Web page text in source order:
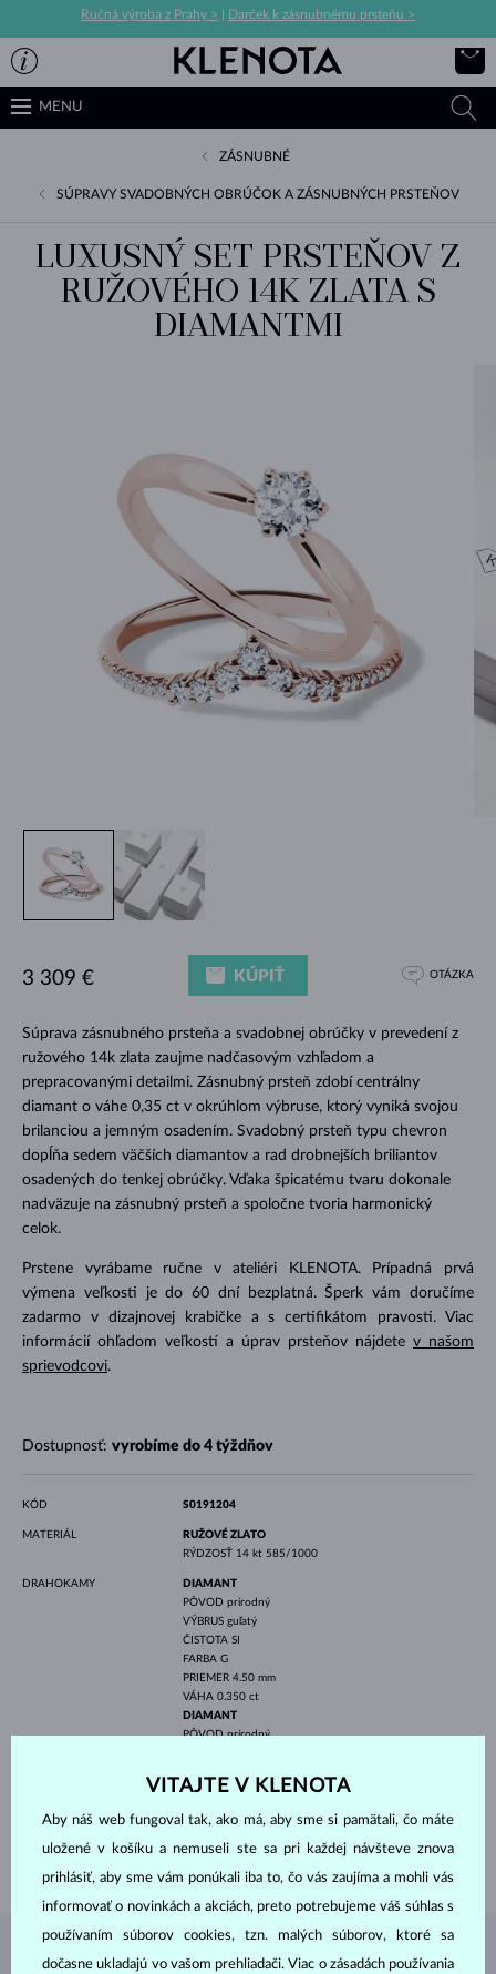
Ručná výroba z Prahy > Darček k zásnubnému prsteňu >
MENU
ZÁSNUBNÉ
SÚPRAVY SVADOBNÝCH OBRÚČOK A ZÁSNUBNÝCH PRSTEŇOV
LUXUSNÝ SET PRSTEŇOV Z
RUŽOVÉHO 14K ZLATA S
DIAMANTMI
Súprava zásnubného prsteňa a svadobnej obrúčky v prevedení z
ružového 14k zlata zaujme nadčasovým vzhľadom a
prepracovanými detailmi. Zásnubný prsteň zdobí centrálny
diamant o váhe 0,35 ct v okrúhlom výbruse, ktorý vyniká svojou
brilanciou a jemným osadením. Svadobný prsteň typu chevron
dopĺňa sedem väčších diamantov a rad drobnejších briliantov
osadených do tenkej obrúčky. Vďaka špicatému tvaru dokonale
nadväzuje na zásnubný prsteň a spoločne tvoria harmonický
celok.
Prstene vyrábame ručne v ateliéri KLENOTA. Prípadná prvá
výmena veľkosti je do 60 dní bezplatná. Šperk vám doručíme
zadarmo v dizajnovej krabičke a s certifikátom pravosti. Viac
informácií ohľadom veľkostí a úprav prsteňov nájdetev našom
sprievodcovi.
Dostupnosť: vyrobíme do 4 týždňov
3 309 € KÚPIŤ OTÁZKA
KÓD S0191204
MATERIÁL
RUŽOVÉ ZLATO
RÝDZOSŤ 14 kt 585/1000
DRAHOKAMY
DIAMANT
PÔVOD prírodný
VÝBRUS guľatý
ČISTOTA SI
FARBA G
PRIEMER 4.50 mm
VÁHA 0.350 ct
DIAMANT
PÔVODprírodný
FARBAG
VÁHA
ŠPERKY ZATELIÉRU KLENOTA
VITAJTE V KLENOTA
Aby náš web fungoval tak, ako má, aby sme si pamätali, čo máte
uložené v košíku a nemuseli ste sa pri každej návšteve znova
prihlásiť, aby sme vám ponúkali iba to, čo vás zaujíma a mohli vás
informovať o novinkách a akciách, preto potrebujeme váš súhlas s
používaním súborov cookies, tzn. malých súborov, ktoré sa
dočasne ukladajú vo vašom prehliadači. Viac o zásadách používania